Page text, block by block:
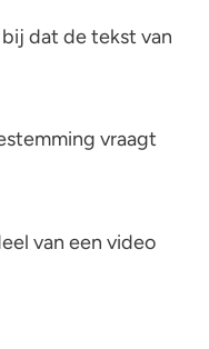
dat de tekst van
vraagt
van een video